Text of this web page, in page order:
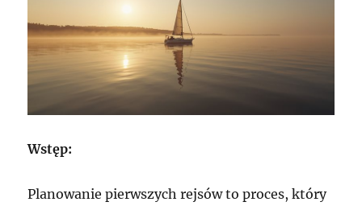
Wstęp:
Planowanie pierwszych rejsów to proces, który